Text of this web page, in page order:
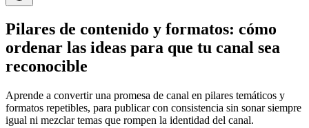
Pilares de contenido y formatos: cómo
ordenar las ideas para que tu canal sea
reconocible
Aprende a convertir una promesa de canal en pilares temáticos y
formatos repetibles, para publicar con consistencia sin sonar siempre
igual ni mezclar temas que rompen la identidad del canal.